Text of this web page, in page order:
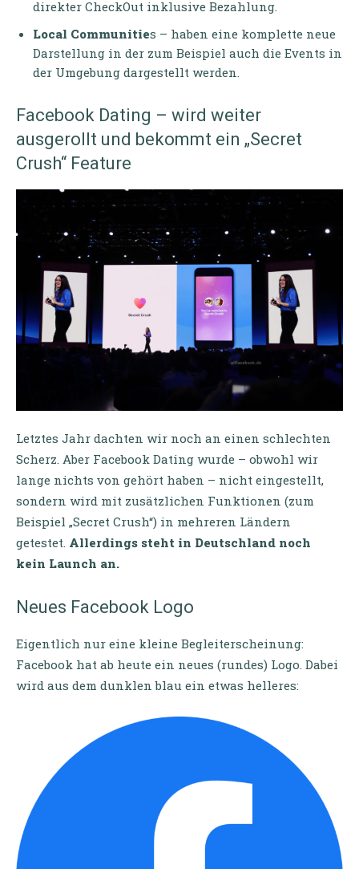
direkter CheckOut inklusive Bezahlung.
Local Communities – haben eine komplette neue
Darstellung in der zum Beispiel auch die Events in
der Umgebung dargestellt werden.
Facebook Dating – wird weiter
ausgerollt und bekommt ein „Secret
Crush“ Feature
Letztes Jahr dachten wir noch an einen schlechten
Scherz. Aber Facebook Dating wurde – obwohl wir
lange nichts von gehört haben – nicht eingestellt,
sondern wird mit zusätzlichen Funktionen (zum
Beispiel „Secret Crush“) in mehreren Ländern
getestet. Allerdings steht in Deutschland noch
kein Launch an.
Neues Facebook Logo
Eigentlich nur eine kleine Begleiterscheinung:
Facebook hat ab heute ein neues (rundes) Logo. Dabei
wird aus dem dunklen blau ein etwas helleres: